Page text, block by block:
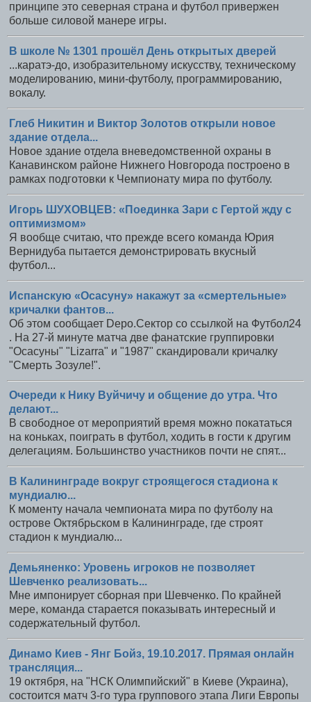
принципе это северная страна и футбол привержен
больше силовой манере игры.
В школе № 1301 прошёл День открытых дверей
...каратэ-до, изобразительному искусству, техническому
моделированию, мини-футболу, программированию,
вокалу.
Глеб Никитин и Виктор Золотов открыли новое
здание отдела...
Новое здание отдела вневедомственной охраны в
Канавинском районе Нижнего Новгорода построено в
рамках подготовки к Чемпионату мира по футболу.
Игорь ШУХОВЦЕВ: «Поединка Зари с Гертой жду с
оптимизмом»
Я вообще считаю, что прежде всего команда Юрия
Вернидуба пытается демонстрировать вкусный
футбол...
Испанскую «Осасуну» накажут за «смертельные»
кричалки фантов...
Об этом сообщает Depo.Сектор со ссылкой на Футбол24
. На 27-й минуте матча две фанатские группировки
"Осасуны" "Lizarra" и "1987" скандировали кричалку
"Смерть Зозуле!".
Очереди к Нику Вуйчичу и общение до утра. Что
делают...
В свободное от мероприятий время можно покататься
на коньках, поиграть в футбол, ходить в гости к другим
делегациям. Большинство участников почти не спят...
В Калининграде вокруг строящегося стадиона к
мундиалю...
К моменту начала чемпионата мира по футболу на
острове Октябрьском в Калининграде, где строят
стадион к мундиалю...
Демьяненко: Уровень игроков не позволяет
Шевченко реализовать...
Мне импонирует сборная при Шевченко. По крайней
мере, команда старается показывать интересный и
содержательный футбол.
Динамо Киев - Янг Бойз, 19.10.2017. Прямая онлайн
трансляция...
19 октября, на "НСК Олимпийский" в Киеве (Украина),
состоится матч 3-го тура группового этапа Лиги Европы